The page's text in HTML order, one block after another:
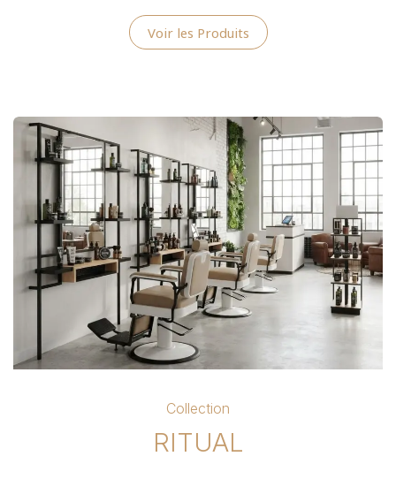
Voir les Produits
Collection
RITUAL